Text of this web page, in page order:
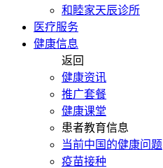
和睦家天辰诊所
医疗服务
健康信息
返回
健康资讯
推广套餐
健康课堂
患者教育信息
当前中国的健康问题
疫苗接种